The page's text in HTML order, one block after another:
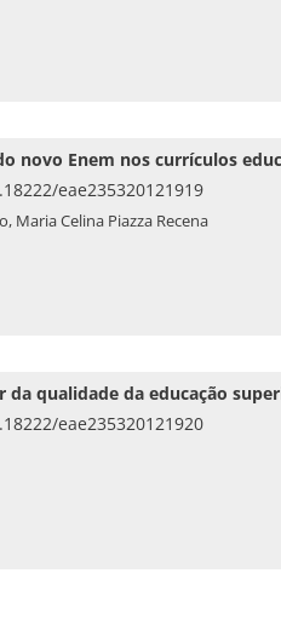
novo Enem nos currículos
eae235320121919
Maria Celina Piazza Recena
da qualidade da educação
eae235320121920